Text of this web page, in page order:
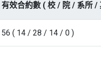
有效合約數 ( 校 / 院 / 系所 /
56 ( 14 / 28 / 14 / 0 )